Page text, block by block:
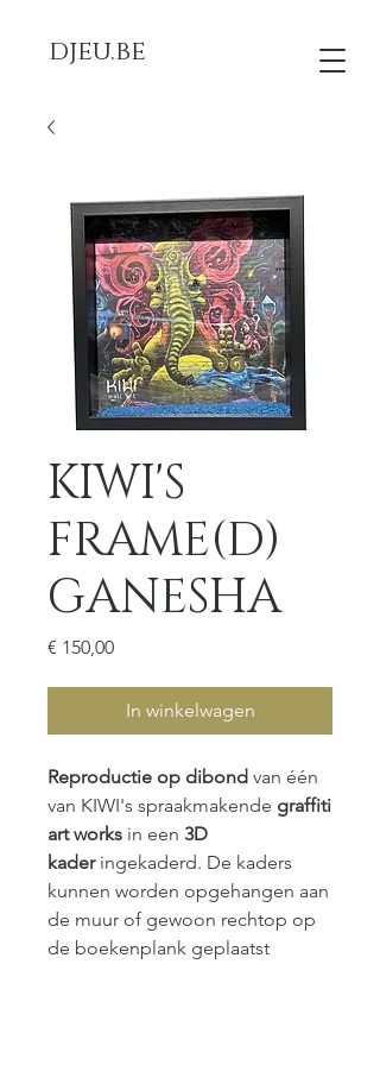
djeu.be
KIWI'S
FRAME(D)
GANESHA
€ 150,00Prijs
In winkelwagen
Reproductie op dibond van één
van KIWI's spraakmakende graffiti
art works in een 3D
kader ingekaderd. De kaders
kunnen worden opgehangen aan
de muur of gewoon rechtop op
de boekenplank geplaatst